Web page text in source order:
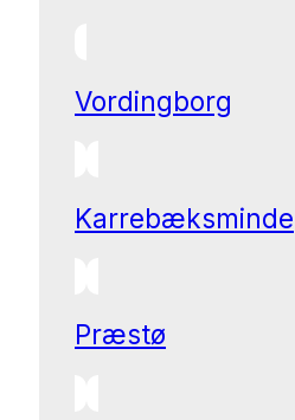
Vordingborg
Karrebæksminde
Præstø